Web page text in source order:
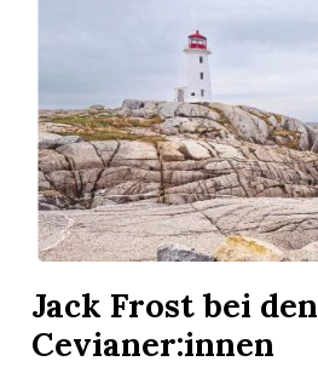
Jack Frost bei den
Cevianer:innen